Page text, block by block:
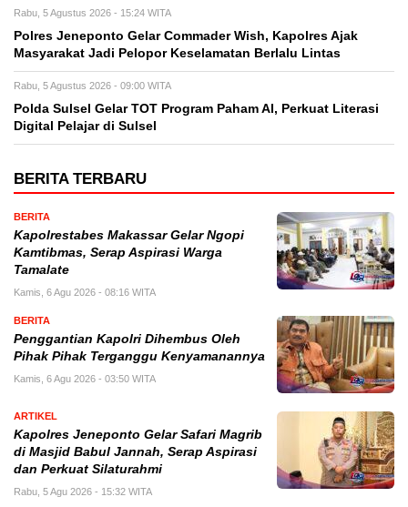
Rabu, 5 Agustus 2026 - 15:24 WITA
Polres Jeneponto Gelar Commader Wish, Kapolres Ajak
Masyarakat Jadi Pelopor Keselamatan Berlalu Lintas
Rabu, 5 Agustus 2026 - 09:00 WITA
Polda Sulsel Gelar TOT Program Paham AI, Perkuat Literasi
Digital Pelajar di Sulsel
BERITA TERBARU
BERITA
Kapolrestabes Makassar Gelar Ngopi
Kamtibmas, Serap Aspirasi Warga
Tamalate
Kamis, 6 Agu 2026 - 08:16 WITA
BERITA
Penggantian Kapolri Dihembus Oleh
Pihak Pihak Terganggu Kenyamanannya
Kamis, 6 Agu 2026 - 03:50 WITA
ARTIKEL
Kapolres Jeneponto Gelar Safari Magrib
di Masjid Babul Jannah, Serap Aspirasi
dan Perkuat Silaturahmi
Rabu, 5 Agu 2026 - 15:32 WITA